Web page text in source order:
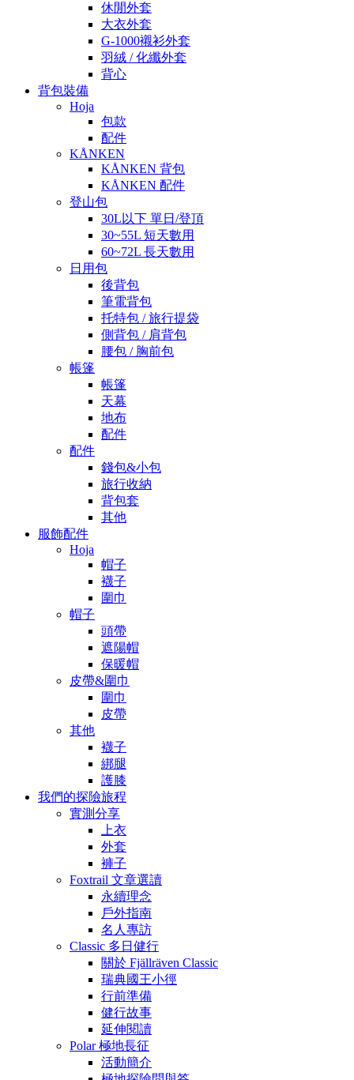
休閒外套
大衣外套
G-1000襯衫外套
羽絨 / 化纖外套
背心
背包裝備
Hoja
包款
配件
KÅNKEN
KÅNKEN 背包
KÅNKEN 配件
登山包
30L以下 單日/登頂
30~55L 短天數用
60~72L 長天數用
日用包
後背包
筆電背包
托特包 / 旅行提袋
側背包 / 肩背包
腰包 / 胸前包
帳篷
帳篷
天幕
地布
配件
配件
錢包&小包
旅行收納
背包套
其他
服飾配件
Hoja
帽子
襪子
圍巾
帽子
頭帶
遮陽帽
保暖帽
皮帶&圍巾
圍巾
皮帶
其他
襪子
綁腿
護膝
我們的探險旅程
實測分享
上衣
外套
褲子
Foxtrail 文章選讀
永續理念
戶外指南
名人專訪
Classic 多日健行
關於 Fjällräven Classic
瑞典國王小徑
行前準備
健行故事
延伸閱讀
Polar 極地長征
活動簡介